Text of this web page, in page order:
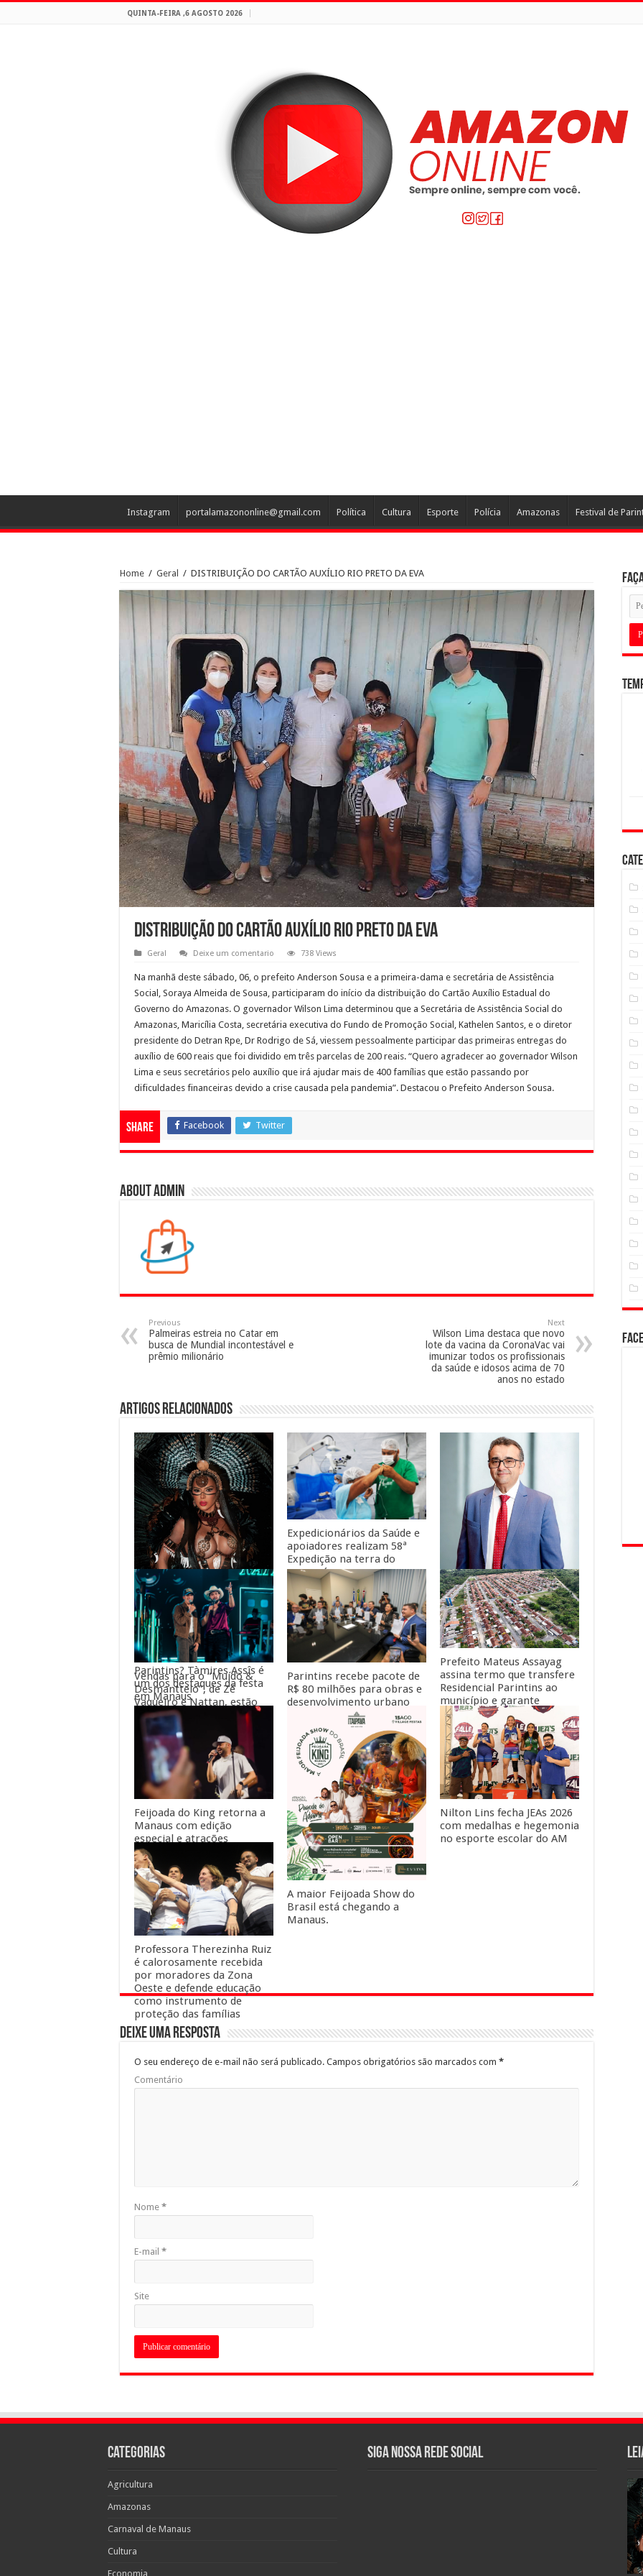
QUINTA-FEIRA ,6 AGOSTO 2026
Instagram portalamazononline@gmail.com Política Cultura Esporte Polícia Amazonas Festival de
Home / Geral / DISTRIBUIÇÃO DO CARTÃO AUXÍLIO RIO PRETO DA EVA
DISTRIBUIÇÃO DO CARTÃO AUXÍLIO RIO PRETO DA EVA
Geral Deixe um comentario 738 Views
Na manhã deste sábado, 06, o prefeito Anderson Sousa e a primeira-dama e secretária de Assistência
Social, Soraya Almeida de Sousa, participaram do início da distribuição do Cartão Auxílio Estadual do
Governo do Amazonas. O governador Wilson Lima determinou que a Secretária de Assistência Social do
Amazonas, Maricília Costa, secretária executiva do Fundo de Promoção Social, Kathelen Santos, e o diretor
presidente do Detran Rpe, Dr Rodrigo de Sá, viessem pessoalmente participar das primeiras entregas do
auxílio de 600 reais que foi dividido em três parcelas de 200 reais. “Quero agradecer ao governador Wilson
Lima e seus secretários pelo auxílio que irá ajudar mais de 400 famílias que estão passando por
dificuldades financeiras devido a crise causada pela pandemia”. Destacou o Prefeito Anderson Sousa.
Share Facebook Twitter
About admin
Previous
Palmeiras estreia no Catar em
busca de Mundial incontestável e
prêmio milionário
Next
Wilson Lima destaca que novo
lote da vacina da CoronaVac vai
imunizar todos os profissionais
da saúde e idosos acima de 70
anos no estado
Artigos Relacionados
Você sabia que o Amazonas
tem outro grande festival
de boi-bumbá além de
Parintins? Tàmires Assîs é
um dos destaques da festa
em Manaus
Expedicionários da Saúde e
apoiadores realizam 58ª
Expedição na terra do
guaraná
Empresário amazonense é
indicado aos 100 Mais
Influentes da Saúde 2026
Vendas para o “Muído &
Desmanttelo”, de Zé
Vaqueiro e Nattan, estão
abertas
Parintins recebe pacote de
R$ 80 milhões para obras e
desenvolvimento urbano
dos senadores Omar Aziz e
Eduardo Braga
Prefeito Mateus Assayag
assina termo que transfere
Residencial Parintins ao
município e garante
moradia para cerca de
1.500 famílias
Feijoada do King retorna a
Manaus com edição
especial e atrações
nacionais
A maior Feijoada Show do
Brasil está chegando a
Manaus.
Nilton Lins fecha JEAs 2026
com medalhas e hegemonia
no esporte escolar do AM
Professora Therezinha Ruiz
é calorosamente recebida
por moradores da Zona
Oeste e defende educação
como instrumento de
proteção das famílias
Deixe uma resposta
O seu endereço de e-mail não será publicado. Campos obrigatórios são marcados com *
Comentário
Nome *
E-mail *
Site
Categorias
Agricultura
Amazonas
Carnaval de Manaus
Cultura
Economia
Siga nossa rede social